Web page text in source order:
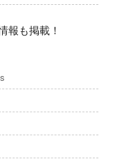
報も掲載！